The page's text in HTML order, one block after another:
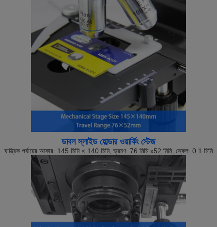
ডাবল স্লাইড হোল্ডার ওয়ার্কিং স্টেজ
যান্ত্রিক পর্যায়ের আকার: 145 মিমি × 140 মিমি, ভ্রমণ: 76 মিমি x52 মিমি, স্কেল: 0.1 মিমি